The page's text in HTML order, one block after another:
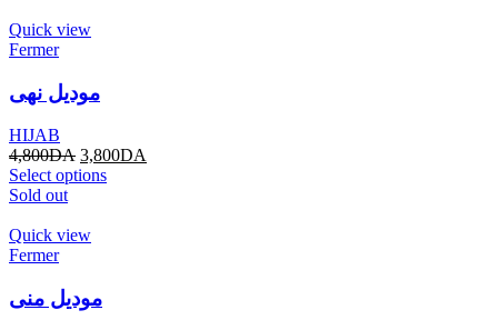
Quick view
Fermer
موديل نهى
HIJAB
4,800DA 3,800DA
Select options
Sold out
Quick view
Fermer
موديل منى